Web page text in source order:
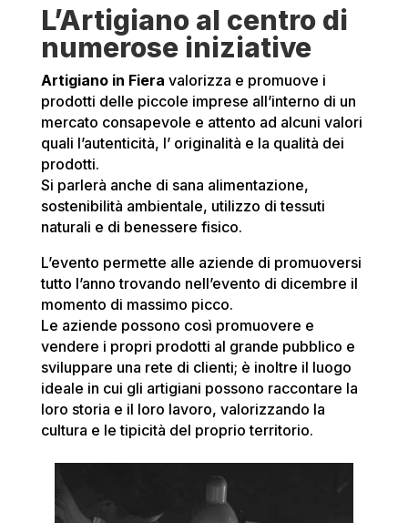
L’Artigiano al centro di
numerose iniziative
Artigiano in Fiera valorizza e promuove i
prodotti delle piccole imprese all’interno di un
mercato consapevole e attento ad alcuni valori
quali l’autenticità, l’ originalità e la qualità dei
prodotti.
Si parlerà anche di sana alimentazione,
sostenibilità ambientale, utilizzo ditessuti
naturali e di benessere fisico.
L’evento permette alle aziende di promuoversi
tutto l’anno trovando nell’evento di dicembre il
momento di massimo picco.
Le aziende possono così promuovere e
vendere i propri prodotti al grande pubblico e
sviluppare una rete di clienti; è inoltre il luogo
ideale in cui gli artigiani possono raccontare la
loro storia e il loro lavoro, valorizzando la
cultura e letipicità del proprio territorio.